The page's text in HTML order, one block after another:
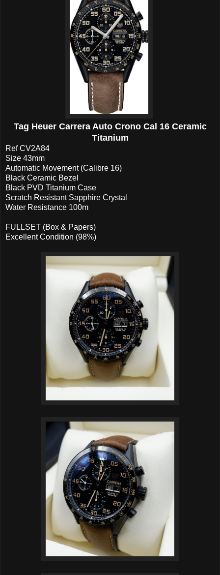
Tag Heuer Carrera Auto Crono Cal 16 Ceramic
Titanium
Ref CV2A84
Size 43mm
Automatic Movement (Calibre 16)
Black Ceramic Bezel
Black PVD Titanium Case
Scratch Resistant Sapphire Crystal
Water Resistance 100m
FULLSET (Box & Papers)
Excellent Condition (98%)